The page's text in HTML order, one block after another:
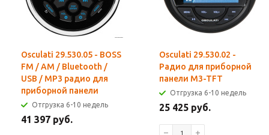
Osculati 29.530.05 - BOSS
FM / AM / Bluetooth /
USB / MP3 радио для
приборной панели
Отгрузка 6-10 недель
41 397 руб.
Osculati 29.530.02 -
Радио для приборной
панели M3-TFT
Отгрузка 6-10 недель
25 425 руб.